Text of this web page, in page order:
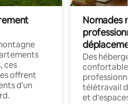
ces
offrent
d'un
Nomades
déplacement
Des
confortables
professionnels
télétravail
et d'espaces